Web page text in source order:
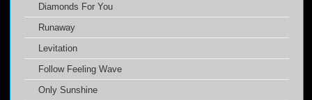
Diamonds For You
Runaway
Levitation
Follow Feeling Wave
Only Sunshine